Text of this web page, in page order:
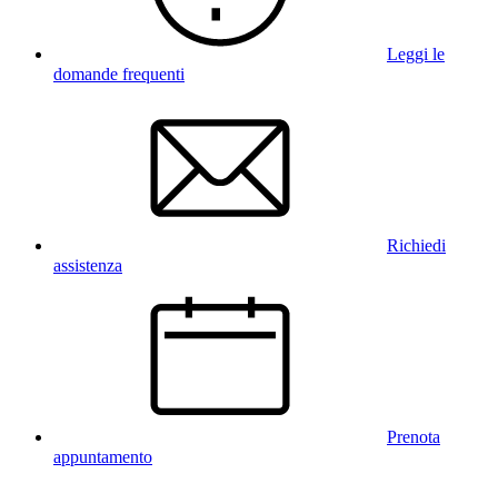
Leggi le
domande frequenti
Richiedi
assistenza
Prenota
appuntamento